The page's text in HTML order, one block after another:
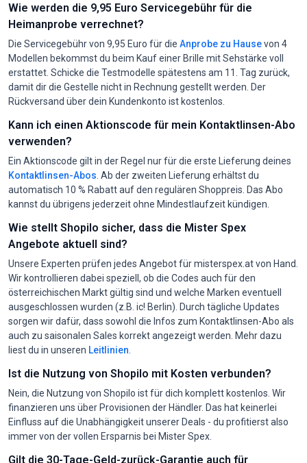
Wie werden die 9,95 Euro Servicegebühr für die
Heimanprobe verrechnet?
Die Servicegebühr von 9,95 Euro für die Anprobe zu Hausevon 4
Modellen bekommst du beim Kauf einer Brille mit Sehstärke voll
erstattet. Schicke die Testmodelle spätestens am 11. Tag zurück,
damit dir die Gestelle nicht in Rechnung gestellt werden. Der
Rückversand über dein Kundenkonto ist kostenlos.
Kann ich einen Aktionscode für mein Kontaktlinsen-Abo
verwenden?
Ein Aktionscode gilt in der Regel nur für die erste Lieferung deines
Kontaktlinsen-Abos . Ab der zweiten Lieferung erhältst du
automatisch 10 % Rabatt auf den regulären Shoppreis. Das Abo
kannst du übrigens jederzeit ohne Mindestlaufzeit kündigen.
Wie stellt Shopilo sicher, dass die Mister Spex
Angebote aktuell sind?
Unsere Experten prüfen jedes Angebot für misterspex.at von Hand.
Wir kontrollieren dabei speziell, ob die Codes auch für den
österreichischen Markt gültig sind und welche Marken eventuell
ausgeschlossen wurden (z.B. ic! Berlin). Durch tägliche Updates
sorgen wir dafür, dass sowohl die Infos zum Kontaktlinsen-Abo als
auch zu saisonalen Sales korrekt angezeigt werden. Mehr dazu
liest du in unseren Leitlinien
Ist die Nutzung von Shopilo mit Kosten verbunden?
Nein, die Nutzung von Shopilo ist für dich komplett kostenlos. Wir
finanzieren uns über Provisionen der Händler. Das hat keinerlei
Einfluss auf die Unabhängigkeit unserer Deals - du profitierst also
immer von der vollen Ersparnis bei Mister Spex.
Gilt die 30-Tage-Geld-zurück-Garantie auch für